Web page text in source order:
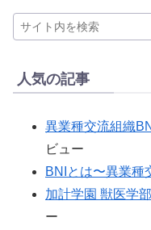
人気の記事
異業種交流組織
ビュー
BNIとは〜異業種
加計学園 獣医学
ー